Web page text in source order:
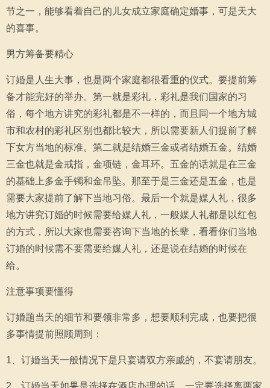
节之一，能够看着自己的儿女成立家庭确定婚事，可是天大
的喜事。
男方筹备要精心
订婚是人生大事，也是两个家庭都很看重的仪式。要提前筹
备才能完好的举办。第一就是彩礼，彩礼是我们国家的习
俗，每个地方讲究的彩礼都是不一样的，而且同一个地方城
市和农村的彩礼区别也都比较大，所以需要新人们提前了解
下女方当地的标准。第二就是结婚三金或者结婚五金。结婚
三金也就是金戒指，金项链，金耳环。五金的话就是在三金
的基础上多金手镯和金吊坠。那至于是三金还是五金，也是
需要大家提前了解下当地习俗。最后一个就是媒人礼，很多
地方讲究订婚的时候需要给媒人礼，一般媒人礼都是以红包
的方式，所以大家也需要咨询下当地的长辈，看看你们当地
订婚的时候需不要需要给媒人礼，还是说在结婚的时候在
给。
注意事项要懂得
订婚题当天的细节和要领非常多，想要顺利完成，也要把很
多事情提前照顾周到：
1、订婚当天一般情况下是只宴请双方亲戚的，不宴请朋友。
2、订婚当天如果是选择在酒店办理的话，一定要选择离两家